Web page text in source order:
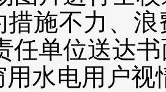
措施不力、
任单位送达
用水电用户